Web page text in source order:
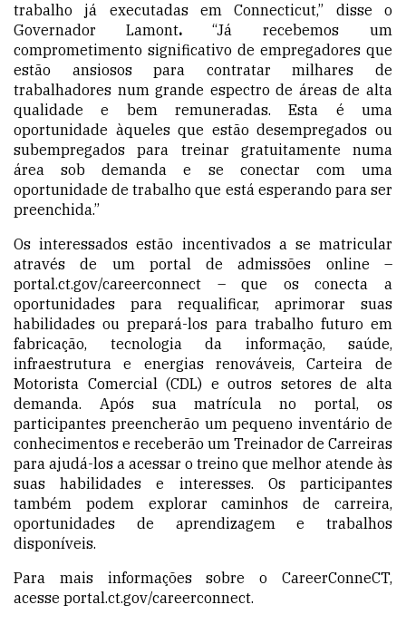
trabalho já executadas em Connecticut,” disse o
Governador Lamont. “Já recebemos um
comprometimento significativo de empregadores que
estão ansiosos para contratar milhares de
trabalhadores num grande espectro de áreas de alta
qualidade e bem remuneradas. Esta é uma
oportunidade àqueles que estão desempregados ou
subempregados para treinar gratuitamente numa
área sob demanda e se conectar com uma
oportunidade de trabalho que está esperando para ser
preenchida.”
Os interessados estão incentivados a se matricular
através de um portal de admissões online –
portal.ct.gov/careerconnect – que os conecta a
oportunidades para requalificar, aprimorar suas
habilidades ou prepará-los para trabalho futuro em
fabricação, tecnologia da informação, saúde,
infraestrutura e energias renováveis, Carteira de
Motorista Comercial (CDL) e outros setores de alta
demanda. Após sua matrícula no portal, os
participantes preencherão um pequeno inventário de
conhecimentos e receberão um Treinador de Carreiras
para ajudá-los a acessar o treino que melhor atende às
suas habilidades e interesses. Os participantes
também podem explorar caminhos de carreira,
oportunidades de aprendizagem e trabalhos
disponíveis.
Para mais informações sobre o CareerConneCT,
acesse portal.ct.gov/careerconnect.